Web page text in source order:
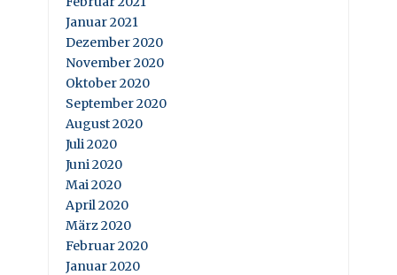
Januar 2021
Dezember 2020
November 2020
Oktober 2020
September 2020
August 2020
Juli 2020
Juni 2020
Mai 2020
April 2020
März 2020
Februar 2020
Januar 2020